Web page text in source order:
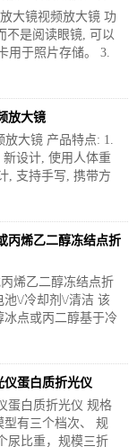
大镜视频放大镜 功
不是阅读眼镜, 可以
用于照片存储。 3.
放大镜
放大镜 产品特点: 1.
设计, 使用人体重
, 支持手写, 携带方
丙烯乙二醇冻结点折
烯乙二醇冻结点折
池\/冷却剂\/清洁 该
点或丙二醇基于冷
仪蛋白质折光仪
蛋白质折光仪 规格
型有三个档次、 规
尿比重，规模三折